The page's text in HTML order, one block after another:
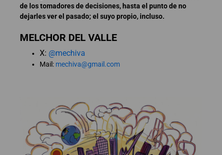
de los tomadores de decisiones, hasta el punto de no
dejarles ver el pasado; el suyo propio, incluso.
MELCHOR DEL VALLE
X: @mechiva
Mail: mechiva@gmail.com